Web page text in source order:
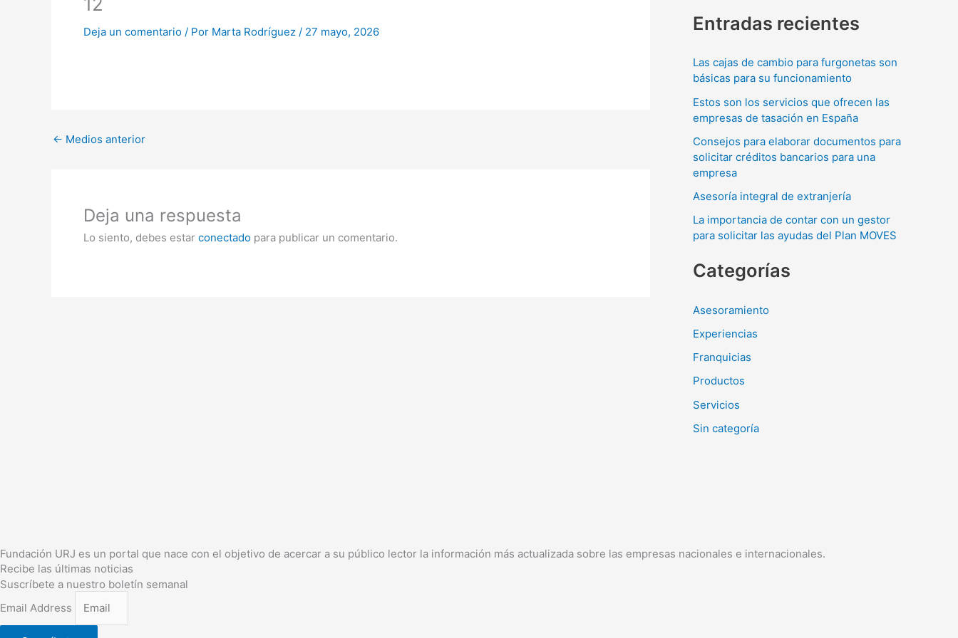
Deja un comentario / Por Marta Rodríguez / 27 mayo, 2026
← Medios anterior
Deja una respuesta
Lo siento, debes estar conectado para publicar un comentario.
s
a
p
r
:
Entradas recientes
Las cajas de cambio para furgonetas son
básicas para su funcionamiento
Estos son los servicios que ofrecen las
empresas de tasación en España
Consejos para elaborar documentos para
solicitar créditos bancarios para una
empresa
Asesoría integral de extranjería
La importancia de contar con un gestor
para solicitar las ayudas del Plan MOVES
Categorías
Asesoramiento
Experiencias
Franquicias
Productos
Servicios
Sin categoría
Fundación URJ es un portal que nace con el objetivo de acercar a su público lector la información más actualizada sobre las empresas nacionales e internacionales.
Recibe las últimas noticias
Suscríbete a nuestro boletín semanal
Email Address